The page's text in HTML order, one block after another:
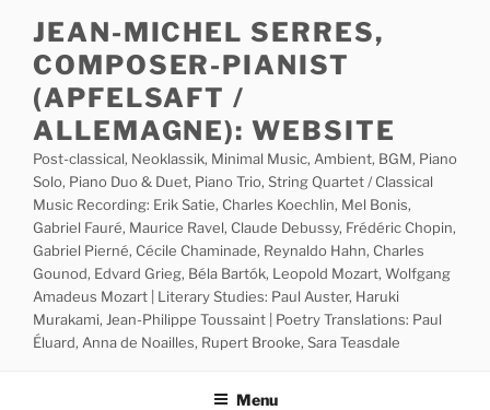
content
JEAN-MICHEL SERRES,
COMPOSER-PIANIST
(APFELSAFT /
ALLEMAGNE): WEBSITE
Post-classical, Neoklassik, Minimal Music, Ambient, BGM, Piano
Solo, Piano Duo & Duet, Piano Trio, String Quartet / Classical
Music Recording: Erik Satie, Charles Koechlin, Mel Bonis,
Gabriel Fauré, Maurice Ravel, Claude Debussy, Frédéric Chopin,
Gabriel Pierné, Cécile Chaminade, Reynaldo Hahn, Charles
Gounod, Edvard Grieg, Béla Bartók, Leopold Mozart, Wolfgang
Amadeus Mozart | Literary Studies: Paul Auster, Haruki
Murakami, Jean-Philippe Toussaint | Poetry Translations: Paul
Éluard, Anna de Noailles, Rupert Brooke, Sara Teasdale
Menu